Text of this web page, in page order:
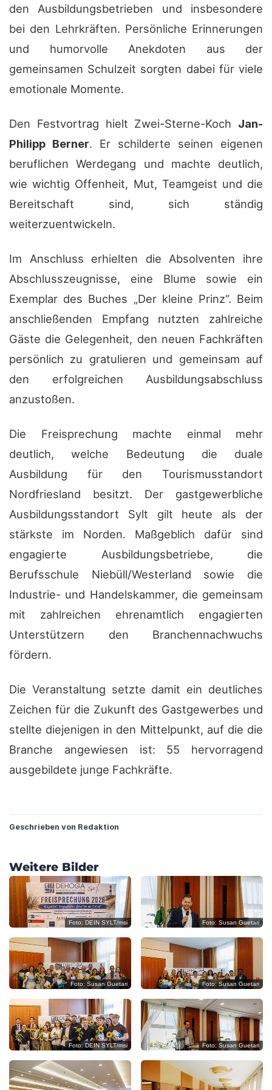
den Ausbildungsbetrieben und insbesondere
bei den Lehrkräften. Persönliche Erinnerungen
und humorvolle Anekdoten aus der
gemeinsamen Schulzeit sorgten dabei für viele
emotionale Momente.
Den Festvortrag hielt Zwei-Sterne-Koch Jan-
Philipp Berner. Er schilderte seinen eigenen
beruflichen Werdegang und machte deutlich,
wie wichtig Offenheit, Mut, Teamgeist und die
Bereitschaft sind, sich ständig
weiterzuentwickeln.
Im Anschluss erhielten die Absolventen ihre
Abschlusszeugnisse, eine Blume sowie ein
Exemplar des Buches „Der kleine Prinz“. Beim
anschließenden Empfang nutzten zahlreiche
Gäste die Gelegenheit, den neuen Fachkräften
persönlich zu gratulieren und gemeinsam auf
den erfolgreichen Ausbildungsabschluss
anzustoßen.
Die Freisprechung machte einmal mehr
deutlich, welche Bedeutung die duale
Ausbildung für den Tourismusstandort
Nordfriesland besitzt. Der gastgewerbliche
Ausbildungsstandort Sylt gilt heute als der
stärkste im Norden. Maßgeblich dafür sind
engagierte Ausbildungsbetriebe, die
Berufsschule Niebüll/Westerland sowie die
Industrie- und Handelskammer, die gemeinsam
mit zahlreichen ehrenamtlich engagierten
Unterstützern den Branchennachwuchs
fördern.
Die Veranstaltung setzte damit ein deutliches
Zeichen für die Zukunft des Gastgewerbes und
stellte diejenigen in den Mittelpunkt, auf die die
Branche angewiesen ist: 55 hervorragend
ausgebildete junge Fachkräfte.
?
?
?
?
?
?
C
O
P
Y
R
I
Geschrieben von Redaktion
Weitere Bilder
Foto: DEIN SYLT/msi Foto: Susan Guetari
Foto: Susan Guetari Foto: Susan Guetari
Foto: DEIN SYLT/msi Foto: Susan Guetari